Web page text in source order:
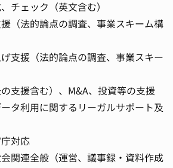
チェック（英文含む）
（法的論点の調査、事業スキーム構
支援（法的論点の調査、事業スキー
支援含む）、M&A、投資等の支援
タ利用に関するリーガルサポート及
対応
関連全般（運営、議事録・資料作成